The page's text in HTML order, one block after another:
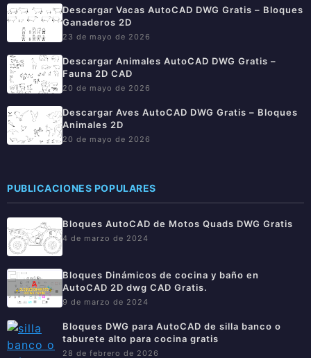
Descargar Vacas AutoCAD DWG Gratis – Bloques
Ganaderos 2D
23 de mayo de 2026
Descargar Animales AutoCAD DWG Gratis –
Fauna 2D CAD
20 de mayo de 2026
Descargar Aves AutoCAD DWG Gratis – Bloques
Animales 2D
20 de mayo de 2026
PUBLICACIONES POPULARES
Bloques AutoCAD de Motos Quads DWG Gratis
4 de marzo de 2024
Bloques Dinámicos de cocina y baño en
AutoCAD 2D dwg CAD Gratis.
9 de marzo de 2024
Bloques DWG para AutoCAD de silla banco o
taburete alto para cocina gratis
28 de febrero de 2026